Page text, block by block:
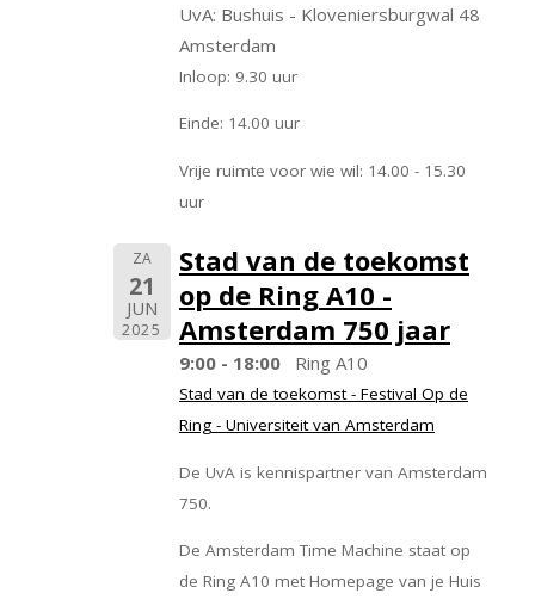
UvA: Bushuis - Kloveniersburgwal 48
Amsterdam
Inloop: 9.30 uur
Einde: 14.00 uur
Vrije ruimte voor wie wil: 14.00 - 15.30
uur
ZA
21
JUN
2025
Stad van de toekomst
op de Ring A10 -
Amsterdam 750 jaar
9:00 - 18:00 Ring A10
Stad van de toekomst - Festival Op de
Ring - Universiteit van Amsterdam
De UvA is kennispartner van Amsterdam
750.
De Amsterdam Time Machine staat op
de Ring A10 met Homepage van je Huis